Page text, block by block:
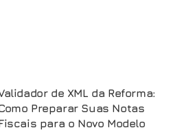
de XML da Reforma:
Preparar Suas Notas
para o Novo Modelo